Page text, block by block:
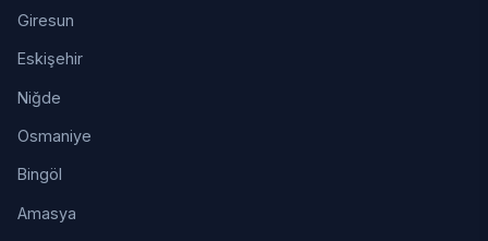
Giresun
Eskişehir
Niğde
Osmaniye
Bingöl
Amasya